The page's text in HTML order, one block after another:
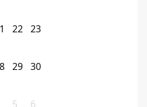
22 23
29 30
5 6